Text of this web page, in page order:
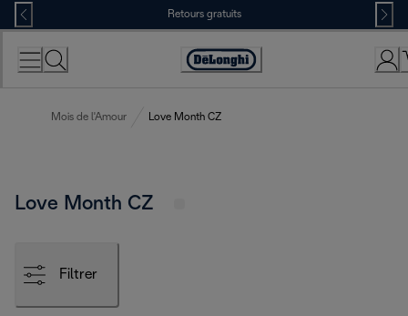
Skip
to
Content
Retours gratuits
Déclaration
Mois de l'Amour Love Month CZ
Love Month CZ
Filtrer